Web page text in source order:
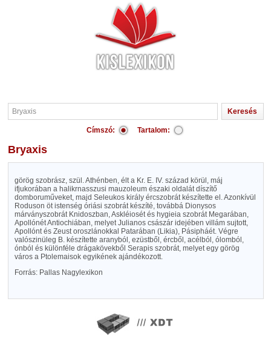
Címszó: Tartalom:
Bryaxis
görög szobrász, szül. Athénben, élt a Kr. E. IV. század körül, máj
ifjukorában a halikrnasszusi mauzoleum északi oldalát díszítő
domboruműveket, majd Seleukos király ércszobrát készítette el. Azonkívül
Roduson öt istenség óriási szobrát készíté, továbbá Dionysos
márványszobrát Knidoszban, Askléiosét és hygieia szobrát Megarában,
Apollónét Antiochiában, melyet Julianos császár idejében villám sujtott,
Apollónt és Zeust oroszlánokkal Patarában (Likia), Pásipháét. Végre
valószinüleg B. készítette aranyból, ezüstből, ércből, acélból, ólomból,
ónból és különféle drágakövekből Serapis szobrát, melyet egy görög
város a Ptolemaisok egyikének ajándékozott.
Forrás: Pallas Nagylexikon